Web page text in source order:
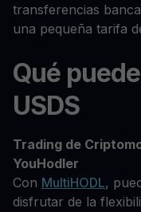
transferencias
una pequeña tarifa
Qué
USDS
Trading de
YouHodler
Con MultiHODL,
disfrutar de la